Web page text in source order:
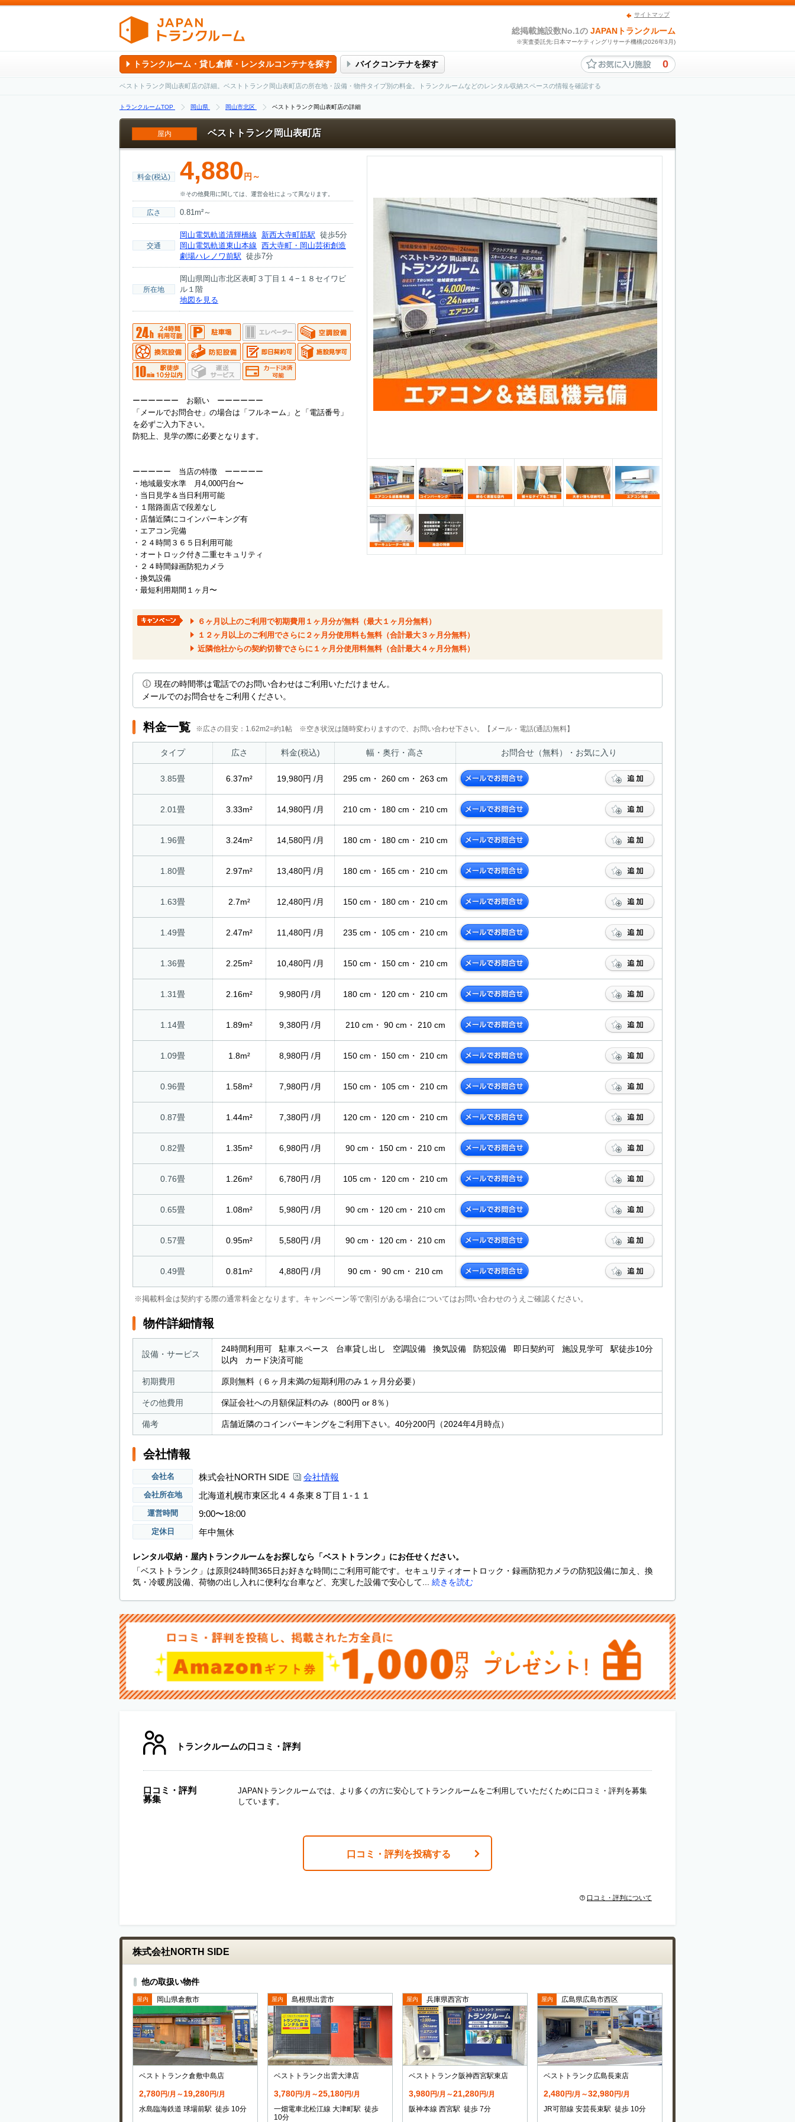
サイトマップ
総掲載施設数No.1の JAPANトランクルーム
※実査委託先:日本マーケティングリサーチ機構(2026年3月)
トランクルーム・貸し倉庫・レンタルコンテナを探す バイクコンテナを探す 0
ベストトランク岡山表町店の詳細。ベストトランク岡山表町店の所在地・設備・物件タイプ別の料金。トランクルームなどのレンタル収納スペースの情報を確認する
トランクルームTOP 岡山県 岡山市北区 ベストトランク岡山表町店の詳細
屋内 ベストトランク岡山表町店
料金(税込) 4,880 円～
※その他費用に関しては、運営会社によって異なります。
広さ 0.81m²～
交通
岡山電気軌道清輝橋線 新西大寺町筋駅 徒歩5分
岡山電気軌道東山本線 西大寺町・岡山芸術創造
劇場ハレノワ前駅 徒歩7分
所在地
岡山県岡山市北区表町３丁目１４−１８セイワビ
ル１階
地図を見る
ーーーーーー お願い ーーーーーー
「メールでお問合せ」の場合は「フルネーム」と「電話番号」
を必ずご入力下さい。
防犯上、見学の際に必要となります。
ーーーーー 当店の特徴 ーーーーー
・地域最安水準 月4,000円台〜
・当日見学＆当日利用可能
・１階路面店で段差なし
・店舗近隣にコインパーキング有
・エアコン完備
・２４時間３６５日利用可能
・オートロック付き二重セキュリティ
・２４時間録画防犯カメラ
・換気設備
・最短利用期間１ヶ月〜
６ヶ月以上のご利用で初期費用１ヶ月分が無料（最大１ヶ月分無料）
１２ヶ月以上のご利用でさらに２ヶ月分使用料も無料（合計最大３ヶ月分無料）
近隣他社からの契約切替でさらに１ヶ月分使用料無料（合計最大４ヶ月分無料）
現在の時間帯は電話でのお問い合わせはご利用いただけません。
メールでのお問合せをご利用ください。
料金一覧 ※広さの目安：1.62m2=約1帖 ※空き状況は随時変わりますので、お問い合わせ下さい。【メール・電話(通話)無料】
タイプ 広さ 料金(税込) 幅・奥行・高さ お問合せ（無料）・お気に入り
3.85畳 6.37m² 19,980円 /月 295 cm・ 260 cm・ 263 cm
2.01畳 3.33m² 14,980円 /月 210 cm・ 180 cm・ 210 cm
1.96畳 3.24m² 14,580円 /月 180 cm・ 180 cm・ 210 cm
1.80畳 2.97m² 13,480円 /月 180 cm・ 165 cm・ 210 cm
1.63畳 2.7m² 12,480円 /月 150 cm・ 180 cm・ 210 cm
1.49畳 2.47m² 11,480円 /月 235 cm・ 105 cm・ 210 cm
1.36畳 2.25m² 10,480円 /月 150 cm・ 150 cm・ 210 cm
1.31畳 2.16m² 9,980円 /月 180 cm・ 120 cm・ 210 cm
1.14畳 1.89m² 9,380円 /月 210 cm・ 90 cm・ 210 cm
1.09畳 1.8m² 8,980円 /月 150 cm・ 150 cm・ 210 cm
0.96畳 1.58m² 7,980円 /月 150 cm・ 105 cm・ 210 cm
0.87畳 1.44m² 7,380円 /月 120 cm・ 120 cm・ 210 cm
0.82畳 1.35m² 6,980円 /月 90 cm・ 150 cm・ 210 cm
0.76畳 1.26m² 6,780円 /月 105 cm・ 120 cm・ 210 cm
0.65畳 1.08m² 5,980円 /月 90 cm・ 120 cm・ 210 cm
0.57畳 0.95m² 5,580円 /月 90 cm・ 120 cm・ 210 cm
0.49畳 0.81m² 4,880円 /月 90 cm・ 90 cm・ 210 cm
※掲載料金は契約する際の通常料金となります。キャンペーン等で割引がある場合についてはお問い合わせのうえご確認ください。
物件詳細情報
設備・サービス
24時間利用可 駐車スペース 台車貸し出し 空調設備 換気設備 防犯設備 即日契約可 施設見学可 駅徒歩10分
以内 カード決済可能
初期費用 原則無料（６ヶ月未満の短期利用のみ１ヶ月分必要）
その他費用 保証会社への月額保証料のみ（800円 or 8％）
備考 店舗近隣のコインパーキングをご利用下さい。40分200円（2024年4月時点）
会社情報
会社名 株式会社NORTH SIDE 会社情報
会社所在地 北海道札幌市東区北４４条東８丁目１-１１
運営時間 9:00〜18:00
定休日 年中無休
レンタル収納・屋内トランクルームをお探しなら「ベストトランク」にお任せください。
「ベストトランク」は原則24時間365日お好きな時間にご利用可能です。セキュリティオートロック・録画防犯カメラの防犯設備に加え、換
気・冷暖房設備、荷物の出し入れに便利な台車など、充実した設備で安心して...
続きを読む
トランクルームの口コミ・評判
口コミ・評判
募集
JAPANトランクルームでは、より多くの方に安心してトランクルームをご利用していただくために口コミ・評判を募集
しています。
口コミ・評判を投稿する
口コミ・評判について
株式会社NORTH SIDE
他の取扱い物件
屋内 岡山県倉敷市
ベストトランク倉敷中島店
2,780円/月～ 19,280円/月
水島臨海鉄道 球場前駅 徒歩 10分
屋内 島根県出雲市
ベストトランク出雲大津店
3,780円/月～25,180円/月
一畑電車北松江線 大津町駅 徒歩
10分
屋内 兵庫県西宮市
ベストトランク阪神西宮駅東店
3,980円/月～21,280円/月
阪神本線 西宮駅 徒歩 7分
屋内 広島県広島市西区
ベストトランク広島長束店
2,480円/月～32,980円/月
JR可部線 安芸長束駅 徒歩 10分